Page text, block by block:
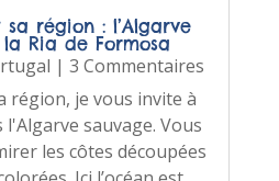
région : l’Algarve
Ria de Formosa
| 3 Commentaires
région, je vous invite à
sauvage. Vous
les côtes découpées